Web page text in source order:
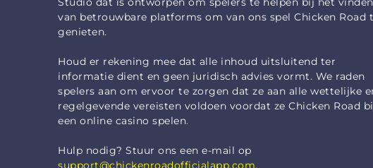
van betrouwbare platforms om van ons spel Chicken Road
genieten.
Houd er rekening mee dat alle inhoud uitsluitend ter
informatie dient en geen juridisch advies vormt. We raden
spelers aan om ervoor te zorgen dat ze aan alle wettelijke
regelgevende vereisten voldoen voordat ze Chicken Road
een online casino spelen.
Hulp nodig? Stuur ons een e-mail op
support@chickenroadofficialapp.com.